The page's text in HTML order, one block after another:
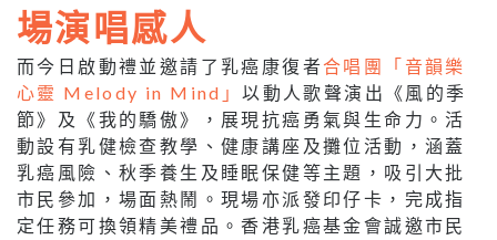
場演唱感人
而今日啟動禮並邀請了乳癌康復者合唱團「音韻樂
心靈 Melody in Mind」以動人歌聲演出《風的季
節》及《我的驕傲》，展現抗癌勇氣與生命力。活
動設有乳健檢查教學、健康講座及攤位活動，涵蓋
乳癌風險、秋季養生及睡眠保健等主題，吸引大批
市民參加，場面熱鬧。現場亦派發印仔卡，完成指
定任務可換領精美禮品。香港乳癌基金會誠邀市民